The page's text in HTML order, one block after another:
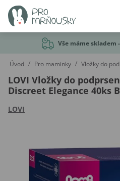
Vše máme skladem
Úvod / Pro maminky / Vložky do
LOVI Vložky do
Discreet Elegance 40ks
LOVI